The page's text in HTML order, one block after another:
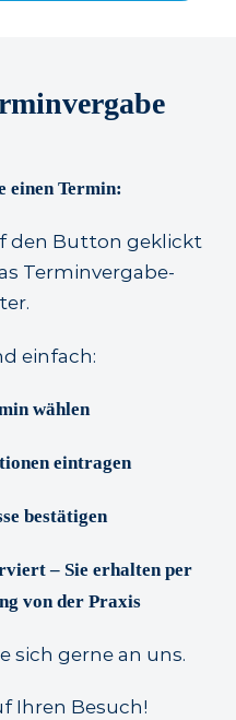
einen Termin:
den Button geklickt
Terminvergabe-
einfach:
wählen
eintragen
bestätigen
– Sie erhalten per
von der Praxis
sich gerne an uns.
Ihren Besuch!